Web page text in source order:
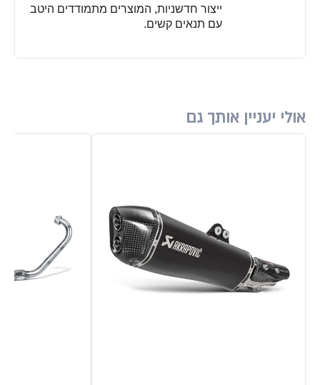
ייצור חדשניות, המוצרים מתמודדים היטב
עם תנאים קשים.
אולי יעניין אותך גם